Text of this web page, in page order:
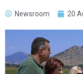
Newsroom 20